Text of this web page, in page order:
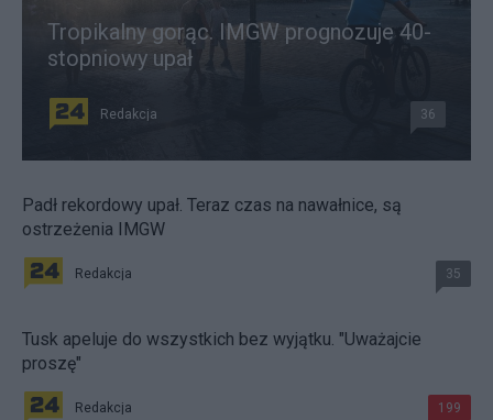
Tropikalny gorąc. IMGW prognozuje 40-
stopniowy upał
Redakcja 36
Padł rekordowy upał. Teraz czas na nawałnice, są
ostrzeżenia IMGW
Redakcja 35
Tusk apeluje do wszystkich bez wyjątku. "Uważajcie
proszę"
Redakcja 199